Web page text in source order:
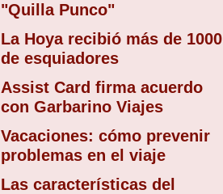
"Quilla Punco"
La Hoya recibió más de 1000
de esquiadores
Assist Card firma acuerdo
con Garbarino Viajes
Vacaciones: cómo prevenir
problemas en el viaje
Las características del